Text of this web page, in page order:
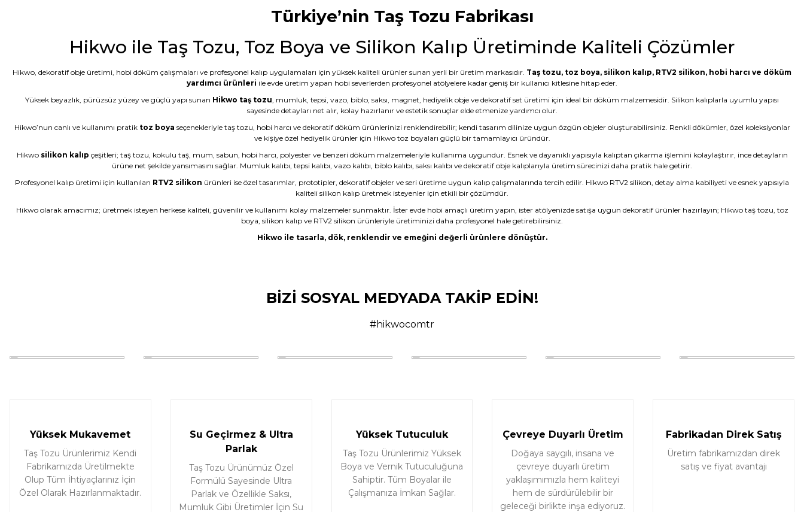
N... E... | 01/06/2026
Ürün çok güzel hediye için teşekkür ederim
F... Ö... | 16/05/2026
Firmanın hizmet ve iletişiminden memnunum
Türkiye’nin Taş Tozu Fabrikası
Hikwo ile Taş Tozu, Toz Boya ve Silikon Kalıp Üretiminde Kaliteli Çözümler
Hikwo, dekoratif obje üretimi, hobi döküm çalışmaları ve profesyonel kalıp uygulamaları için yüksek kaliteli ürünler sunan yerli bir üretim markasıdır. Taş tozu, toz boya, silikon kalıp, RTV2 silikon, hobi harcı ve döküm
yardımcı ürünleri ile evde üretim yapan hobi severlerden profesyonel atölyelere kadar geniş bir kullanıcı kitlesine hitap eder.
Yüksek beyazlık, pürüzsüz yüzey ve güçlü yapı sunan Hikwo taş tozu, mumluk, tepsi, vazo, biblo, saksı, magnet, hediyelik obje ve dekoratif set üretimi için ideal bir döküm malzemesidir. Silikon kalıplarla uyumlu yapısı
sayesinde detayları net alır, kolay hazırlanır ve estetik sonuçlar elde etmenize yardımcı olur.
Hikwo’nun canlı ve kullanımı pratik toz boya seçenekleriyle taş tozu, hobi harcı ve dekoratif döküm ürünlerinizi renklendirebilir; kendi tasarım dilinize uygun özgün objeler oluşturabilirsiniz. Renkli dökümler, özel koleksiyonlar
ve kişiye özel hediyelik ürünler için Hikwo toz boyaları güçlü bir tamamlayıcı üründür.
Hikwo silikon kalıp çeşitleri; taş tozu, kokulu taş, mum, sabun, hobi harcı, polyester ve benzeri döküm malzemeleriyle kullanıma uygundur. Esnek ve dayanıklı yapısıyla kalıptan çıkarma işlemini kolaylaştırır, ince detayların
ürüne net şekilde yansımasını sağlar. Mumluk kalıbı, tepsi kalıbı, vazo kalıbı, biblo kalıbı, saksı kalıbı ve dekoratif obje kalıplarıyla üretim sürecinizi daha pratik hale getirir.
Profesyonel kalıp üretimi için kullanılan RTV2 silikon ürünleri ise özel tasarımlar, prototipler, dekoratif objeler ve seri üretime uygun kalıp çalışmalarında tercih edilir. Hikwo RTV2 silikon, detay alma kabiliyeti ve esnek yapısıyla
kaliteli silikon kalıp üretmek isteyenler için etkili bir çözümdür.
Hikwo olarak amacımız; üretmek isteyen herkese kaliteli, güvenilir ve kullanımı kolay malzemeler sunmaktır. İster evde hobi amaçlı üretim yapın, ister atölyenizde satışa uygun dekoratif ürünler hazırlayın; Hikwo taş tozu, toz
boya, silikon kalıp ve RTV2 silikon ürünleriyle üretiminizi daha profesyonel hale getirebilirsiniz.
Hikwo ile tasarla, dök, renklendir ve emeğini değerli ürünlere dönüştür.
BİZİ SOSYAL MEDYADA TAKİP EDİN!
#hikwocomtr
Yüksek Mukavemet
Taş Tozu Ürünlerimiz Kendi
Fabrikamızda Üretilmekte
Olup Tüm İhtiyaçlarınız İçin
Özel Olarak Hazırlanmaktadır.
Su Geçirmez & Ultra
Parlak
Taş Tozu Ürünümüz Özel
Formülü Sayesinde Ultra
Parlak ve Özellikle Saksı,
Mumluk Gibi Üretimler İçin Su
Yüksek Tutuculuk
Taş Tozu Ürünlerimiz Yüksek
Boya ve Vernik Tutuculuğuna
Sahiptir. Tüm Boyalar ile
Çalışmanıza İmkan Sağlar.
Çevreye Duyarlı Üretim
Doğaya saygılı, insana ve
çevreye duyarlı üretim
yaklaşımımızla hem kaliteyi
hem de sürdürülebilir bir
geleceği birlikte inşa ediyoruz.
Fabrikadan Direk Satış
Üretim fabrikamızdan direk
satış ve fiyat avantajı